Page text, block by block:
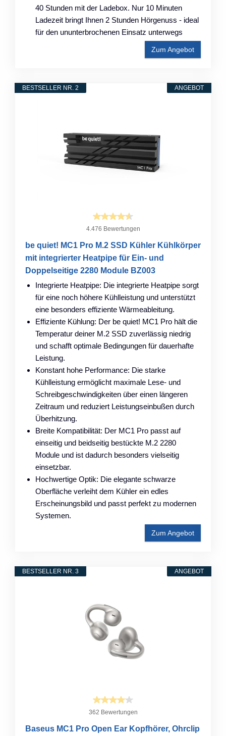
40 Stunden mit der Ladebox. Nur 10 Minuten
Ladezeit bringt Ihnen 2 Stunden Hörgenuss - ideal
für den ununterbrochenen Einsatz unterwegs
Zum Angebot
ANGEBOT
BESTSELLER NR. 2
4.476 Bewertungen
be quiet! MC1 Pro M.2 SSD Kühler Kühlkörper
mit integrierter Heatpipe für Ein- und
Doppelseitige 2280 Module BZ003
Integrierte Heatpipe: Die integrierte Heatpipe sorgt
für eine noch höhere Kühlleistung und unterstützt
eine besonders effiziente Wärmeableitung.
Effiziente Kühlung: Der be quiet! MC1 Pro hält die
Temperatur deiner M.2 SSD zuverlässig niedrig
und schafft optimale Bedingungen für dauerhafte
Leistung.
Konstant hohe Performance: Die starke
Kühlleistung ermöglicht maximale Lese- und
Schreibgeschwindigkeiten über einen längeren
Zeitraum und reduziert Leistungseinbußen durch
Überhitzung.
Breite Kompatibilität: Der MC1 Pro passt auf
einseitig und beidseitig bestückte M.2 2280
Module und ist dadurch besonders vielseitig
einsetzbar.
Hochwertige Optik: Die elegante schwarze
Oberfläche verleiht dem Kühler ein edles
Erscheinungsbild und passt perfekt zu modernen
Systemen.
Zum Angebot
ANGEBOT
BESTSELLER NR. 3
362 Bewertungen
Baseus MC1 Pro Open Ear Kopfhörer, Ohrclip